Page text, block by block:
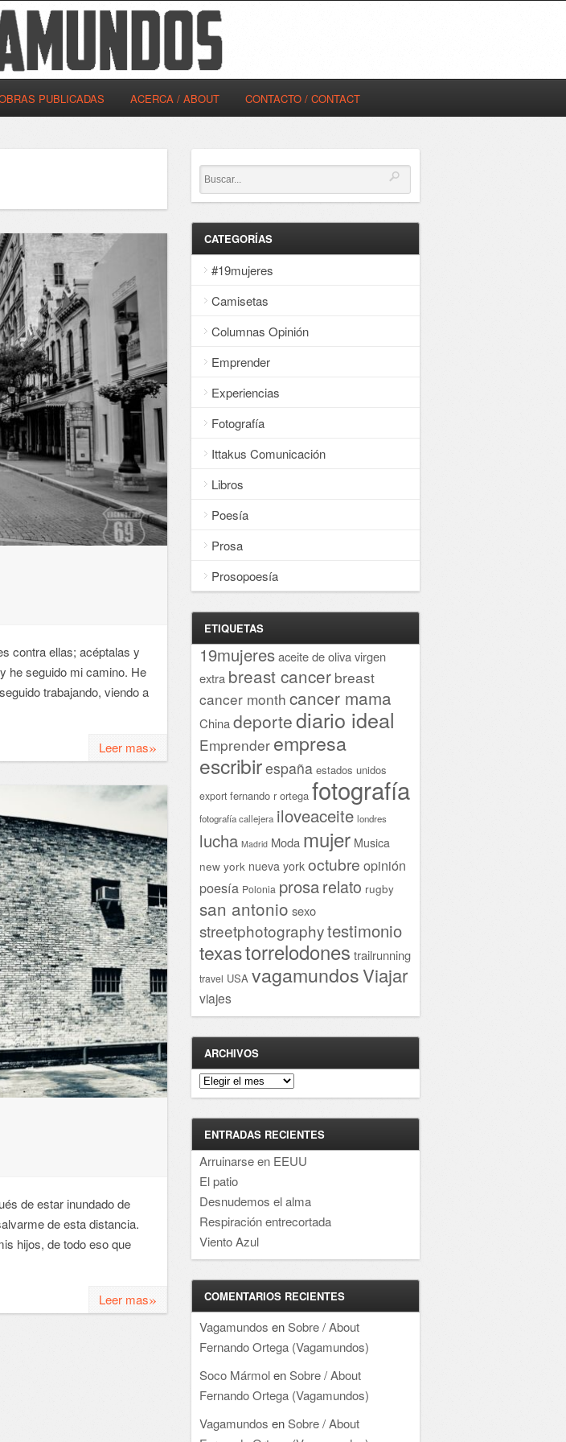
PUBLICADAS ACERCA / ABOUT CONTACTO / CONTACT
contra ellas; acéptalas y
he seguido mi camino. He
trabajando, viendo a
Leer mas»
de estar inundado de
de esta distancia.
hijos, de todo eso que
Leer mas»
CATEGORÍAS
#19mujeres
Camisetas
Columnas Opinión
Emprender
Experiencias
Fotografía
Ittakus Comunicación
Libros
Poesía
Prosa
Prosopoesía
ETIQUETAS
19mujeresaceite de oliva virgen
extra breast cancer breast
cancer month cancer mama
Chinadeportediario ideal
Emprender empresa
escribirespaña estados unidos
export fernando r ortega fotografía
fotografía callejera iloveaceite londres
lucha Madrid Moda mujer Musica
new york nueva york octubre opinión
poesía Polonia prosarelato rugby
san antonio sexo
streetphotographytestimonio
texastorrelodones trailrunning
travel USA vagamundosViajar
viajes
ARCHIVOS
Archivos
ENTRADAS RECIENTES
Arruinarse en EEUU
El patio
Desnudemos el alma
Respiración entrecortada
Viento Azul
COMENTARIOS RECIENTES
Vagamundos enSobre / About
Fernando Ortega (Vagamundos)
Soco MármolenSobre / About
Fernando Ortega (Vagamundos)
Vagamundos enSobre / About